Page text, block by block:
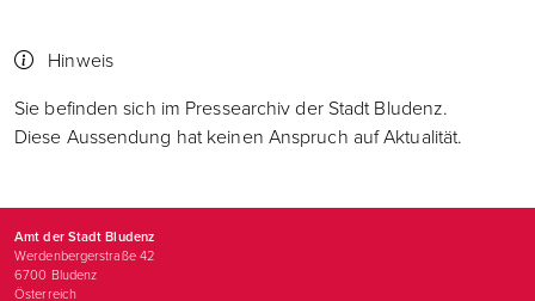
Hinweis
Sie befinden sich im Pressearchiv der Stadt Bludenz.
Diese Aussendung hat keinen Anspruch auf Aktualität.
Amt der Stadt Bludenz
Werdenbergerstraße 42
6700 Bludenz
Österreich